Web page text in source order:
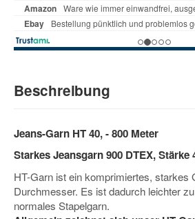
Beschreibung
Jeans-Garn HT 40, - 800 Meter
Starkes Jeansgarn 900 DTEX, Stärke
HT-Garn ist ein komprimiertes, starkes
Durchmesser. Es ist dadurch leichter
normales Stapelgarn.